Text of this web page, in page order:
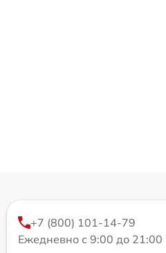
+7 (800) 101-14-79
Ежедневно с 9:00 до 21:00